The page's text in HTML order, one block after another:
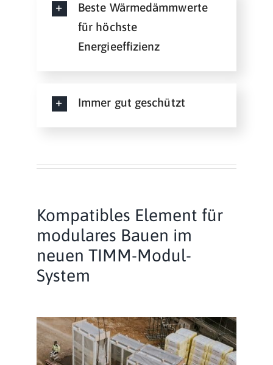
Beste Wärmedämmwerte
für höchste
Energieeffizienz
Immer gut geschützt
Kompatibles Element für
modulares Bauen im
neuen TIMM-Modul-
System